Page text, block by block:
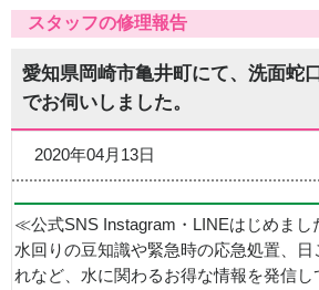
スタッフの修理報告
愛知県岡崎市亀井町にて、洗面蛇
でお伺いしました。
2020年04月13日
≪公式SNS Instagram・LINEはじめま
水回りの豆知識や緊急時の応急処置、日
れなど、水に関わるお得な情報を発信